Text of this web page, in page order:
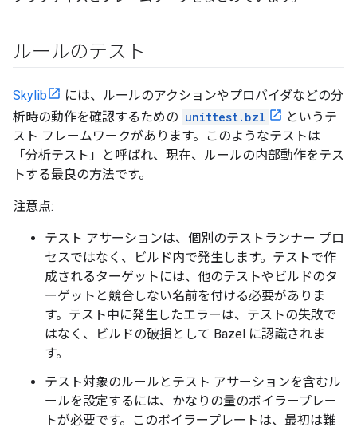
ルールのテスト
Skylib
には、ルールのアクションやプロバイダなどの分
析時の動作を確認するための unittest.bzl
というテ
スト フレームワークがあります。このようなテストは
「分析テスト」と呼ばれ、現在、ルールの内部動作をテス
トする最良の方法です。
注意点:
テスト アサーションは、個別のテストランナー プロ
セスではなく、ビルド内で発生します。テストで作
成されるターゲットには、他のテストやビルドのタ
ーゲットと競合しない名前を付ける必要がありま
す。テスト中に発生したエラーは、テストの失敗で
はなく、ビルドの破損として Bazel に認識されま
す。
テスト対象のルールとテスト アサーションを含むル
ールを設定するには、かなりの量のボイラープレー
トが必要です。このボイラープレートは、最初は難